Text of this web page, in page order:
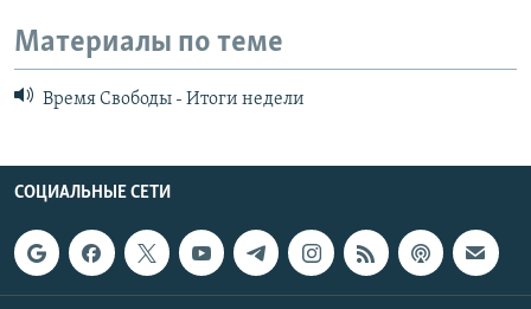
Материалы по теме
Время Свободы - Итоги недели
СОЦИАЛЬНЫЕ СЕТИ